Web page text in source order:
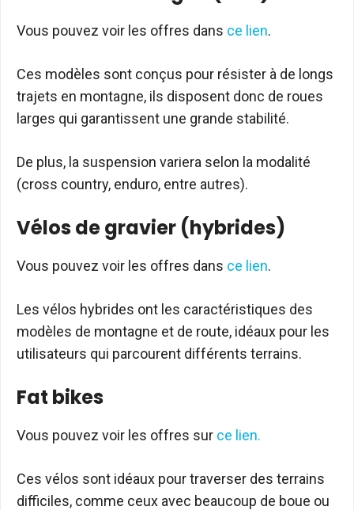
Vous pouvez voir les offres dans ce lien.
Ces modèles sont conçus pour résister à de longs
trajets en montagne, ils disposent donc de roues
larges qui garantissent une grande stabilité.
De plus, la suspension variera selon la modalité
(cross country, enduro, entre autres).
Vélos de gravier (hybrides)
Vous pouvez voir les offres dans ce lien.
Les vélos hybrides ont les caractéristiques des
modèles de montagne et de route, idéaux pour les
utilisateurs qui parcourent différents terrains.
Fat bikes
Vous pouvez voir les offres sur ce lien.
Ces vélos sont idéaux pour traverser des terrains
difficiles, comme ceux avec beaucoup de boue ou